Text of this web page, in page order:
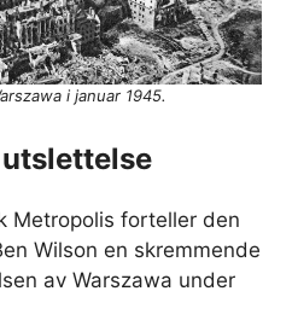
i januar 1945.
Metropolis forteller den
Wilson en skremmende
av Warszawa under